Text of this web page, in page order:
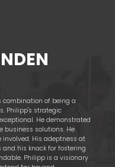
combination of being a
Philipp's strategic
He demonstrated
solutions. He
His adeptness at
his knack for fostering
Philipp is a visionary